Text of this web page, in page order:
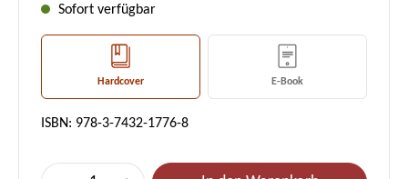
Sofort verfügbar
Hardcover E-Book
ISBN: 978-3-7432-1776-8